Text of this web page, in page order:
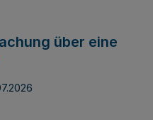
über eine